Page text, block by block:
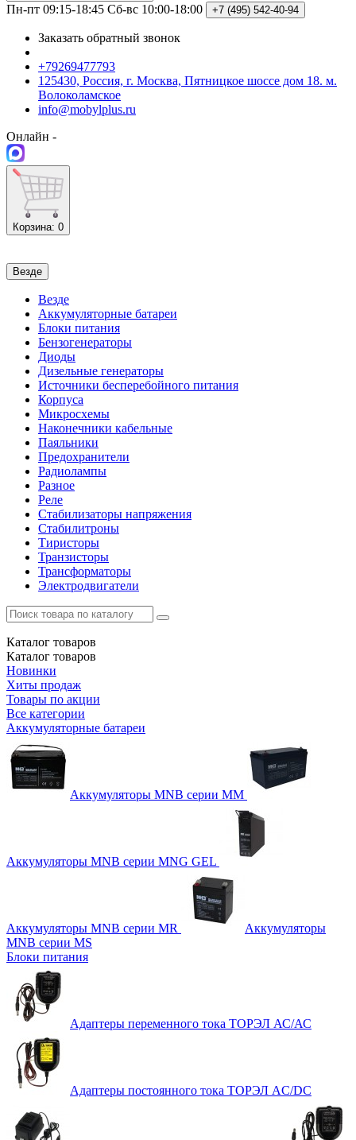
Пн-пт 09:15-18:45 Сб-вс 10:00-18:00 +7 (495) 542-40-94
Заказать обратный звонок
+79269477793
125430, Россия, г. Москва, Пятницкое шоссе дом 18. м.
Волоколамское
info@mobylplus.ru
Онлайн -
Корзина: 0
Везде
Везде
Аккумуляторные батареи
Блоки питания
Бензогенераторы
Диоды
Дизельные генераторы
Источники бесперебойного питания
Корпуса
Микросхемы
Наконечники кабельные
Паяльники
Предохранители
Радиолампы
Разное
Реле
Стабилизаторы напряжения
Стабилитроны
Тиристоры
Транзисторы
Трансформаторы
Электродвигатели
Каталог товаров
Каталог товаров
Новинки
Хиты продаж
Товары по акции
Все категории
Аккумуляторные батареи
Аккумуляторы MNB серии MM
Аккумуляторы MNB серии MNG GEL
Аккумуляторы MNB серии MR
Аккумуляторы
MNB серии MS
Блоки питания
Адаптеры переменного тока ТОРЭЛ АС/АС
Адаптеры постоянного тока ТОРЭЛ AC/DC